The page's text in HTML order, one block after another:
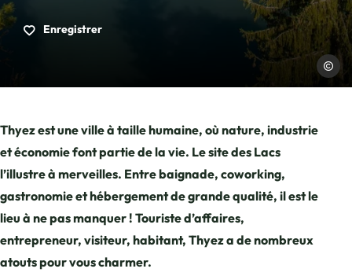
Thyez
Enregistrer
Thyez est une ville à taille humaine, où nature, industrie
et économie font partie de la vie. Le site des Lacs
l’illustre à merveilles. Entre baignade, coworking,
gastronomie et hébergement de grande qualité, il est le
lieu à ne pas manquer ! Touriste d’affaires,
entrepreneur, visiteur, habitant, Thyez a de nombreux
atouts pour vous charmer.